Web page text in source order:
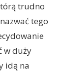
trudno
tego
w duży
idą na